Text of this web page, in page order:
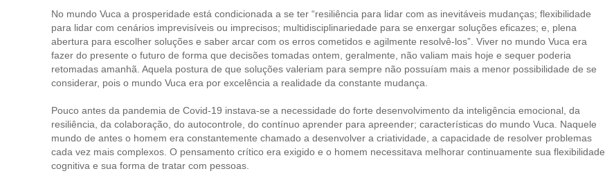
No mundo Vuca a prosperidade está condicionada a se ter “resiliência para lidar com as inevitáveis mudanças; flexibilidade
para lidar com cenários imprevisíveis ou imprecisos; multidisciplinariedade para se enxergar soluções eficazes; e, plena
abertura para escolher soluções e saber arcar com os erros cometidos e agilmente resolvê-los”. Viver no mundo Vuca era
fazer do presente o futuro de forma que decisões tomadas ontem, geralmente, não valiam mais hoje e sequer poderia
retomadas amanhã. Aquela postura de que soluções valeriam para sempre não possuíam mais a menor possibilidade de se
considerar, pois o mundo Vuca era por excelência a realidade da constante mudança.
Pouco antes da pandemia de Covid-19 instava-se a necessidade do forte desenvolvimento da inteligência emocional, da
resiliência, da colaboração, do autocontrole, do contínuo aprender para apreender; características do mundo Vuca. Naquele
mundo de antes o homem era constantemente chamado a desenvolver a criatividade, a capacidade de resolver problemas
cada vez mais complexos. O pensamento crítico era exigido e o homem necessitava melhorar continuamente sua flexibilidade
cognitiva e sua forma de tratar com pessoas.